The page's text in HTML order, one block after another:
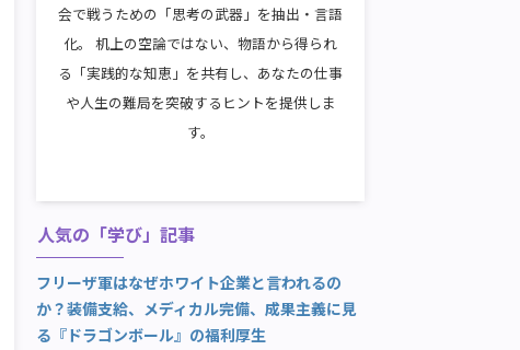
会で戦うための「思考の武器」を抽出・言語
化。 机上の空論ではない、物語から得られ
る「実践的な知恵」を共有し、あなたの仕事
や人生の難局を突破するヒントを提供しま
す。
人気の「学び」記事
フリーザ軍はなぜホワイト企業と言われるの
か？装備支給、メディカル完備、成果主義に見
る『ドラゴンボール』の福利厚生